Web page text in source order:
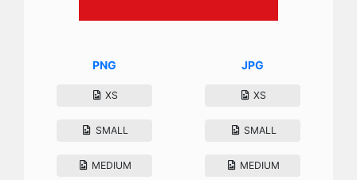
PNG
XS
SMALL
MEDIUM
JPG
XS
SMALL
MEDIUM